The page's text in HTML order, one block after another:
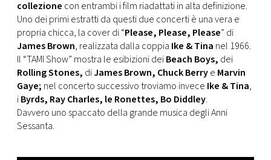
CONSIGLIA
collezione con entrambi i film riadattati in alta definizione.
Uno dei primi estratti da questi due concerti è una vera e
propria chicca, la cover di “Please, Please, Please” di
James Brown, realizzata dalla coppia Ike & Tina nel 1966.
Il “TAMI Show” mostra le esibizioni deiBeach Boys, dei
Rolling Stones, diJames Brown, Chuck Berrye Marvin
Gaye; nel concerto successivo troviamo invece Ike & Tina,
iByrds, Ray Charles, le Ronettes, Bo Diddley.
Davvero uno spaccato della grande musica degli Anni
Sessanta.